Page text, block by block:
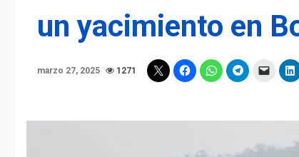
un yacimiento en
marzo 27, 2025 1271